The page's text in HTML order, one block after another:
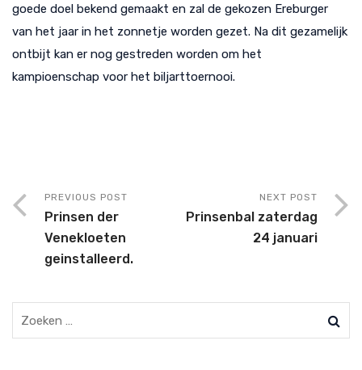
goede doel bekend gemaakt en zal de gekozen Ereburger
van het jaar in het zonnetje worden gezet. Na dit gezamelijk
ontbijt kan er nog gestreden worden om het
kampioenschap voor het biljarttoernooi.
PREVIOUS POST
Prinsen der
Venekloeten
geinstalleerd.
NEXT POST
Prinsenbal zaterdag
24 januari